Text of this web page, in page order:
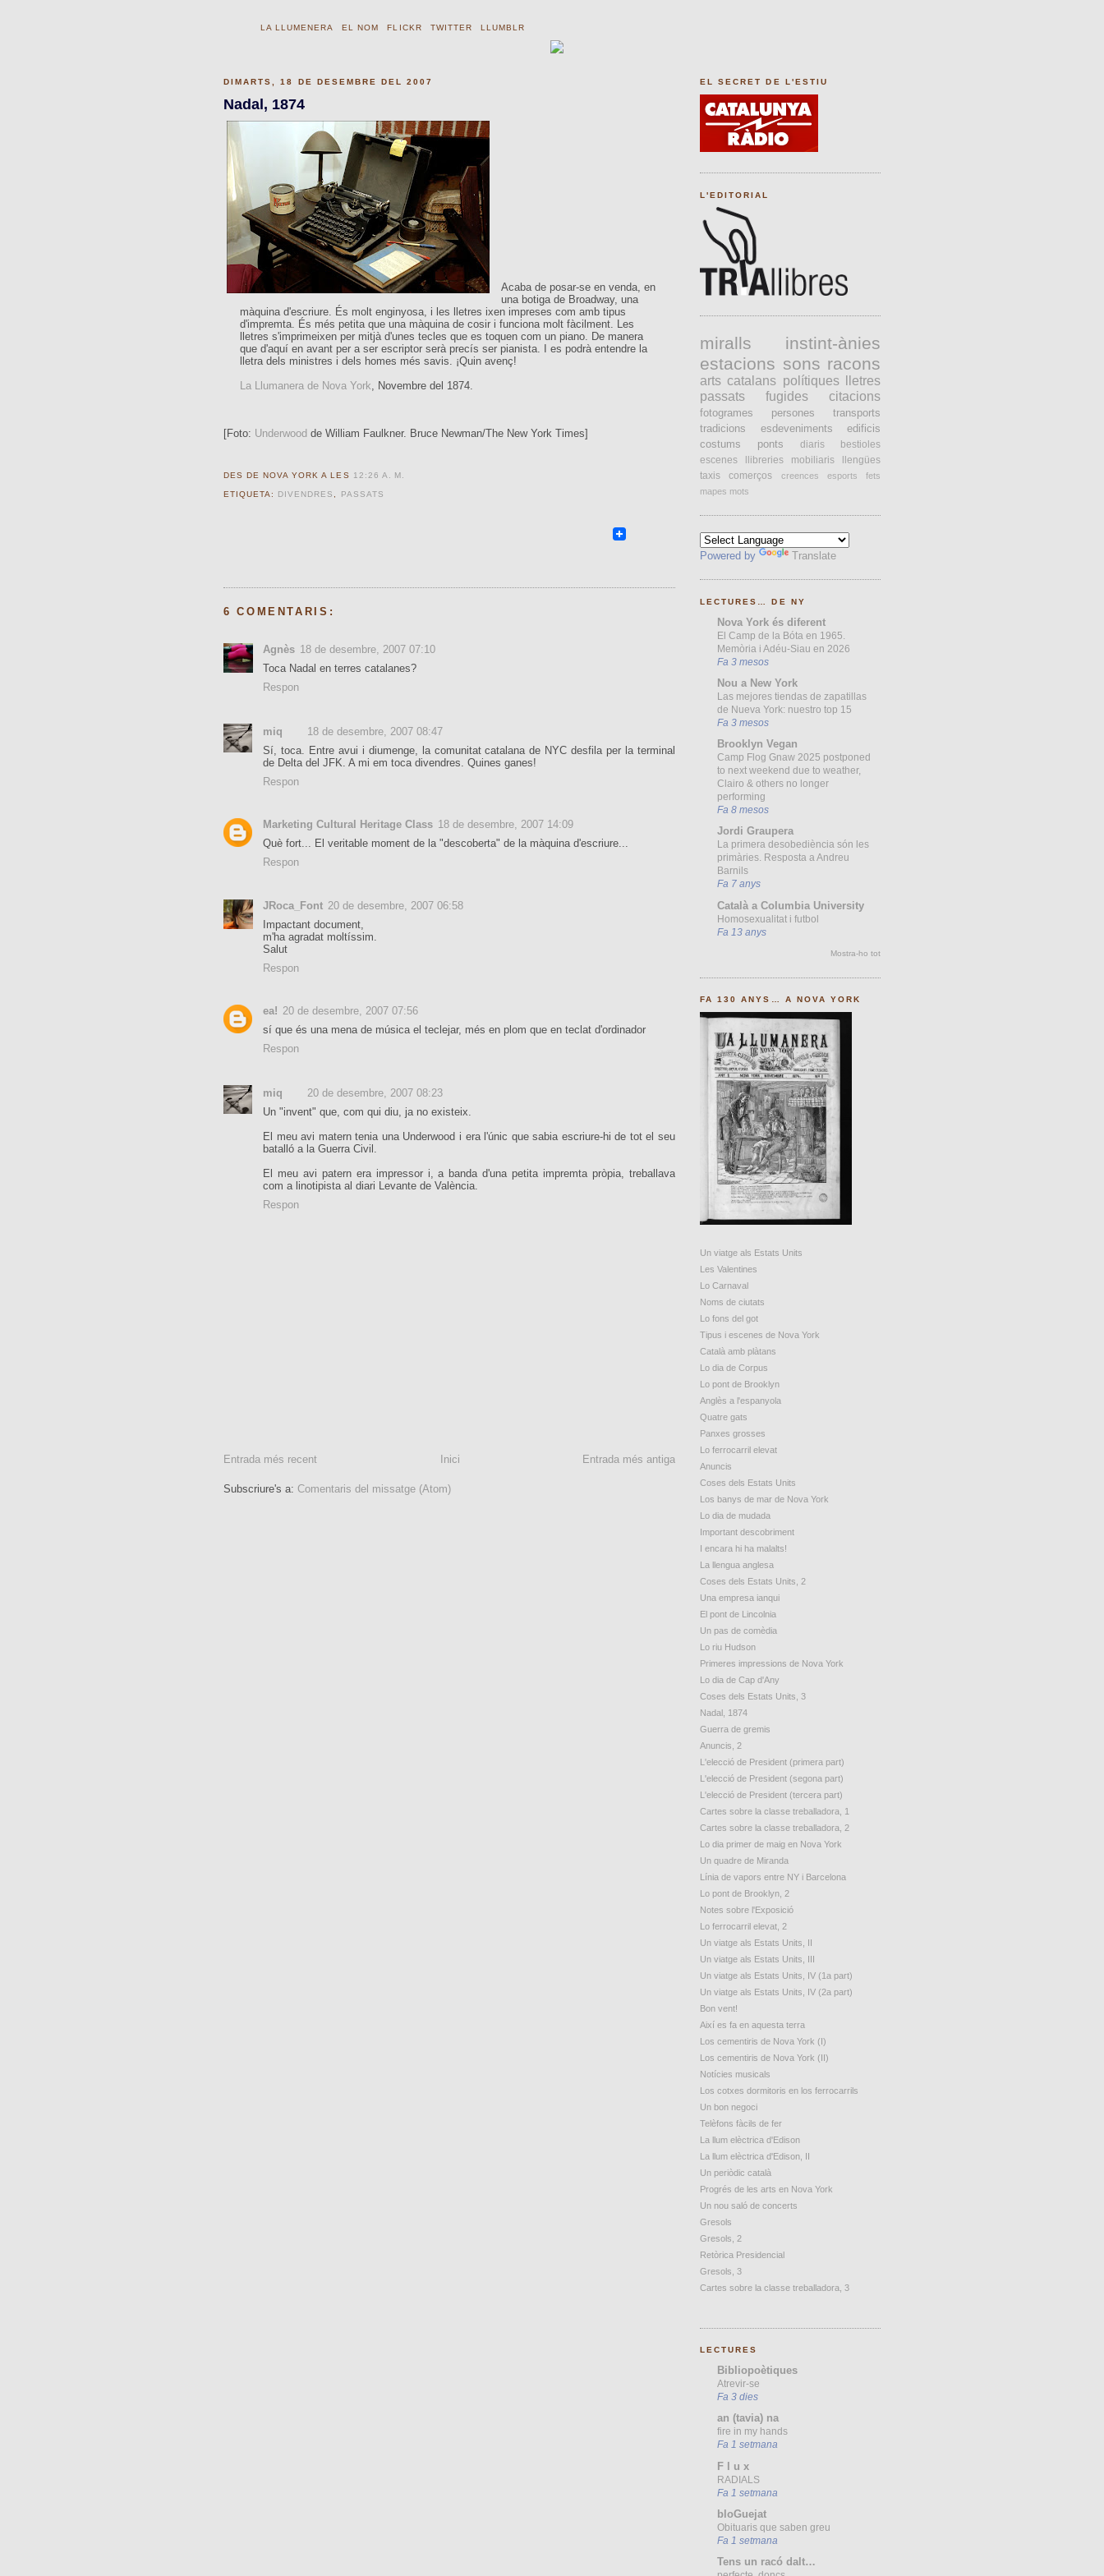
LA LLUMENERA EL NOM FLICKR TWITTER LLUMBLR
DIMARTS, 18 DE DESEMBRE DEL 2007
Nadal, 1874
Acaba de posar-se en venda, en
una botiga de Broadway, una
màquina d'escriure. És molt enginyosa, i les lletres ixen impreses com amb tipus
d'impremta. És més petita que una màquina de cosir i funciona molt fàcilment. Les
lletres s'imprimeixen per mitjà d'unes tecles que es toquen com un piano. De manera
que d'aquí en avant per a ser escriptor serà precís ser pianista. I es podrà entendre la
lletra dels ministres i dels homes més savis. ¡Quin avenç!
La Llumanera de Nova York, Novembre del 1874.
[Foto: Underwood de William Faulkner. Bruce Newman/The New York Times]
DES DE NOVA YORK A LES 12:26 A. M.
ETIQUETA: DIVENDRES , PASSATS
6 COMENTARIS:
Agnès 18 de desembre, 2007 07:10
Toca Nadal en terres catalanes?
Respon
miq
18 de desembre, 2007 08:47
Sí, toca. Entre avui i diumenge, la comunitat catalana de NYC desfila per la terminal
de Delta del JFK. A mi em toca divendres. Quines ganes!
Respon
Marketing Cultural Heritage Class 18 de desembre, 2007 14:09
Què fort... El veritable moment de la "descoberta" de la màquina d'escriure...
Respon
JRoca_Font 20 de desembre, 2007 06:58
Impactant document,
m'ha agradat moltíssim.
Salut
Respon
ea! 20 de desembre, 2007 07:56
sí que és una mena de música el teclejar, més en plom que en teclat d'ordinador
Respon
miq
20 de desembre, 2007 08:23
Un "invent" que, com qui diu, ja no existeix.
El meu avi matern tenia una Underwood i era l'únic que sabia escriure-hi de tot el seu
batalló a la Guerra Civil.
El meu avi patern era impressor i, a banda d'una petita impremta pròpia, treballava
com a linotipista al diari Levante de València.
Respon
Entrada més recent Entrada més antiga
Inici
Subscriure's a: Comentaris del missatge (Atom)
EL SECRET DE L'ESTIU
L'EDITORIAL
miralls
instint-ànies
estacions sons racons
arts catalans polítiques
lletres
passats
fugides citacions
fotogrames persones
transports
tradicions
esdeveniments
edificis
costums
ponts diaris
bestioles
escenes
llibreries mobiliaris
llengües
taxis
comerços creences esports
fets
mapes mots
Powered by Translate
LECTURES… DE NY
Nova York és diferent
El Camp de la Bóta en 1965.
Memòria i Adéu-Siau en 2026
Fa 3 mesos
Nou a New York
Las mejores tiendas de zapatillas
de Nueva York: nuestro top 15
Fa 3 mesos
Brooklyn Vegan
Camp Flog Gnaw 2025 postponed
to next weekend due to weather,
Clairo & others no longer
performing
Fa 8 mesos
Jordi Graupera
La primera desobediència són les
primàries. Resposta a Andreu
Barnils
Fa 7 anys
Català a Columbia University
Homosexualitat i futbol
Fa 13 anys
Mostra-ho tot
FA 130 ANYS… A NOVA YORK
Un viatge als Estats Units
Les Valentines
Lo Carnaval
Noms de ciutats
Lo fons del got
Tipus i escenes de Nova York
Català amb plàtans
Lo dia de Corpus
Lo pont de Brooklyn
Anglès a l'espanyola
Quatre gats
Panxes grosses
Lo ferrocarril elevat
Anuncis
Coses dels Estats Units
Los banys de mar de Nova York
Lo dia de mudada
Important descobriment
I encara hi ha malalts!
La llengua anglesa
Coses dels Estats Units, 2
Una empresa ianqui
El pont de Lincolnia
Un pas de comèdia
Lo riu Hudson
Primeres impressions de Nova York
Lo dia de Cap d'Any
Coses dels Estats Units, 3
Nadal, 1874
Guerra de gremis
Anuncis, 2
L'elecció de President (primera part)
L'elecció de President (segona part)
L'elecció de President (tercera part)
Cartes sobre la classe treballadora, 1
Cartes sobre la classe treballadora, 2
Lo dia primer de maig en Nova York
Un quadre de Miranda
Línia de vapors entre NY i Barcelona
Lo pont de Brooklyn, 2
Notes sobre l'Exposició
Lo ferrocarril elevat, 2
Un viatge als Estats Units, II
Un viatge als Estats Units, III
Un viatge als Estats Units, IV (1a part)
Un viatge als Estats Units, IV (2a part)
Bon vent!
Així es fa en aquesta terra
Los cementiris de Nova York (I)
Los cementiris de Nova York (II)
Notícies musicals
Los cotxes dormitoris en los ferrocarrils
Un bon negoci
Telèfons fàcils de fer
La llum elèctrica d'Edison
La llum elèctrica d'Edison, II
Un periòdic català
Progrés de les arts en Nova York
Un nou saló de concerts
Gresols
Gresols, 2
Retòrica Presidencial
Gresols, 3
Cartes sobre la classe treballadora, 3
LECTURES
Bibliopoètiques
Atrevir-se
Fa 3 dies
an (tavia) na
fire in my hands
Fa 1 setmana
F l u x
RADIALS
Fa 1 setmana
bloGuejat
Obituaris que saben greu
Fa 1 setmana
Tens un racó dalt…